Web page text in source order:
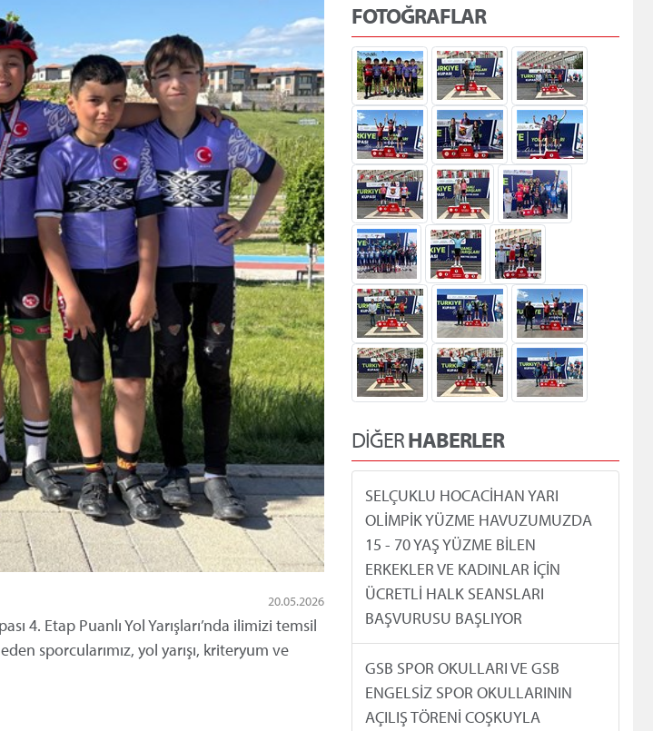
20.05.2026
4. Etap Puanlı Yol Yarışları’nda ilimizi temsil
sporcularımız, yol yarışı, kriteryum ve
FOTOĞRAFLAR
DİĞERHABERLER
SELÇUKLU HOCACİHAN YARI
OLİMPİK YÜZME HAVUZUMUZDA
15 - 70 YAŞ YÜZME BİLEN
ERKEKLER VE KADINLAR İÇİN
ÜCRETLİ HALK SEANSLARI
BAŞVURUSU BAŞLIYOR
GSB SPOR OKULLARI VE GSB
ENGELSİZ SPOR OKULLARININ
AÇILIŞ TÖRENİ COŞKUYLA